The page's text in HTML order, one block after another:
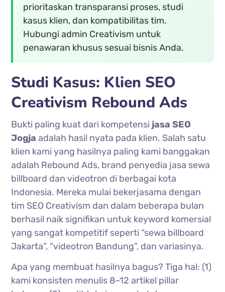
prioritaskan transparansi proses, studi
kasus klien, dan kompatibilitas tim.
Hubungi admin Creativism untuk
penawaran khusus sesuai bisnis Anda.
Studi Kasus: Klien SEO
Creativism Rebound Ads
Bukti paling kuat dari kompetensi jasa SEO
Jogja adalah hasil nyata pada klien. Salah satu
klien kami yang hasilnya paling kami banggakan
adalah Rebound Ads, brand penyedia jasa sewa
billboard dan videotron di berbagai kota
Indonesia. Mereka mulai bekerjasama dengan
tim SEO Creativism dan dalam beberapa bulan
berhasil naik signifikan untuk keyword komersial
yang sangat kompetitif seperti “sewa billboard
Jakarta”, “videotron Bandung”, dan variasinya.
Apa yang membuat hasilnya bagus? Tiga hal: (1)
kami konsisten menulis 8–12 artikel pillar